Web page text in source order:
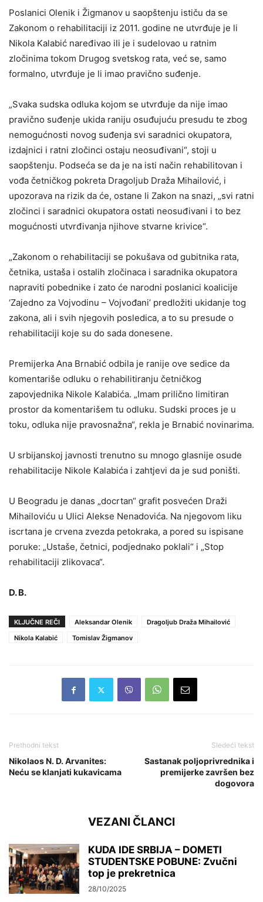
Poslanici Olenik i Žigmanov u saopštenju ističu da se
Zakonom o rehabilitaciji iz 2011. godine ne utvrđuje je li
Nikola Kalabić naređivao ili je i sudelovao u ratnim
zločinima tokom Drugog svetskog rata, već se, samo
formalno, utvrđuje je li imao pravično suđenje.
„Svaka sudska odluka kojom se utvrđuje da nije imao
pravično suđenje ukida raniju osuđujuću presudu te zbog
nemogućnosti novog suđenja svi saradnici okupatora,
izdajnici i ratni zločinci ostaju neosuđivani“, stoji u
saopštenju. Podseća se da je na isti način rehabilitovan i
vođa četničkog pokreta Dragoljub Draža Mihailović, i
upozorava na rizik da će, ostane li Zakon na snazi, „svi ratni
zločinci i saradnici okupatora ostati neosuđivani i to bez
mogućnosti utvrđivanja njihove stvarne krivice“.
„Zakonom o rehabilitaciji se pokušava od gubitnika rata,
četnika, ustaša i ostalih zločinaca i saradnika okupatora
napraviti pobednike i zato će narodni poslanici koalicije
‘Zajedno za Vojvodinu – Vojvođani’ predložiti ukidanje tog
zakona, ali i svih njegovih posledica, a to su presude o
rehabilitaciji koje su do sada donesene.
Premijerka Ana Brnabić odbila je ranije ove sedice da
komentariše odluku o rehabilitiranju četničkog
zapovjednika Nikole Kalabića. „Imam prilično limitiran
prostor da komentarišem tu odluku. Sudski proces je u
toku, odluka nije pravosnažna“, rekla je Brnabić novinarima.
U srbijanskoj javnosti trenutno su mnogo glasnije osude
rehabilitacije Nikole Kalabića i zahtjevi da je sud poništi.
U Beogradu je danas „docrtan“ grafit posvećen Draži
Mihailoviću u Ulici Alekse Nenadovića. Na njegovom liku
iscrtana je crvena zvezda petokraka, a pored su ispisane
poruke: „Ustaše, četnici, podjednako poklali“ i „Stop
rehabilitaciji zlikovaca“.
D. B.
KLJUČNE REČI Aleksandar Olenik
Dragoljub Draža Mihailović
Nikola Kalabić
Tomislav Žigmanov
Prethodni tekst
Nikolaos N. D. Arvanites:
Neću se klanjati kukavicama
Sledeći tekst
Sastanak poljoprivrednika i
premijerke završen bez
dogovora
VEZANI ČLANCI
KUDA IDE SRBIJA – DOMETI
STUDENTSKE POBUNE: Zvučni
top je prekretnica
28/10/2025